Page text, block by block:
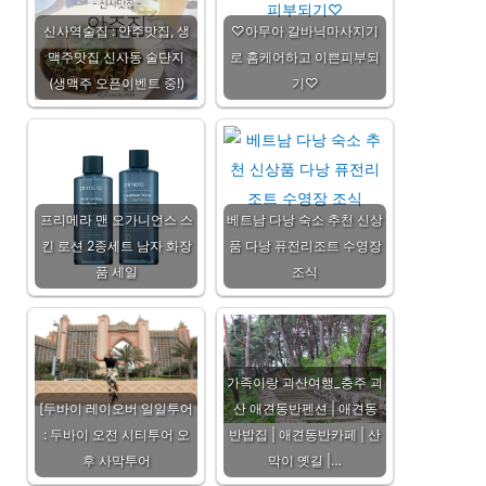
신사역술집 : 안주맛집, 생
맥주맛집 신사동 술단지
(생맥주 오픈이벤트 중!)
♡아무아 갈바닉마사지기
로 홈케어하고 이쁜피부되
기♡
프리메라 맨 오가니언스 스
킨 로션 2종세트 남자 화장
품 세일
베트남 다낭 숙소 추천 신상
품 다낭 퓨전리조트 수영장
조식
[두바이 레이오버 일일투어
: 두바이 오전 시티투어 오
후 사막투어
가족이랑 괴산여행_충주 괴
산 애견동반펜션 | 애견동
반밥집 | 애견동반카페 | 산
막이 옛길 |…